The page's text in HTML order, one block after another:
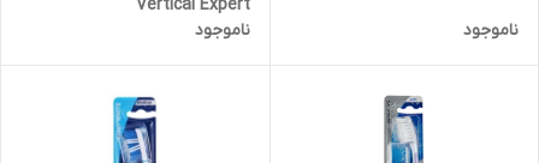
ناموجود
Vertical Expert
ناموجود